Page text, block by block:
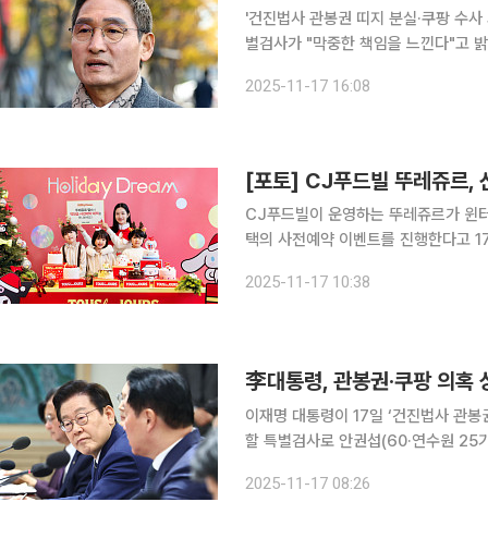
'건진법사 관봉권 띠지 분실·쿠팡 수
별검사가 "막중한 책임을 느낀다"고 밝혔다. 17일 이재명 대통령으로부터 상설특검
2025-11-17 16:08
CJ푸드빌이 운영하는 뚜레쥬르가 윈
택의 사전예약 이벤트를 진행한다고 17일 밝혔다. 뚜레쥬르는 ‘
2025-11-17 10:38
李대통령, 관봉권·쿠팡 의혹
이재명 대통령이 17일 ‘건진법사 관
할 특별검사로 안권섭(60·연수원 25기) 법무
2025-11-17 08:26